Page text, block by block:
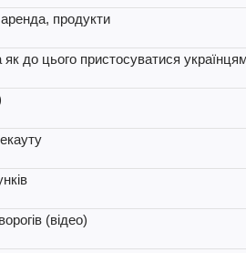
продукти
до цього пристосуватися
(відео)